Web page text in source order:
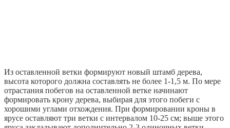
Из оставленной ветки формируют новый штамб дерева,
высота которого должна составлять не более 1-1,5 м. По мере
отрастания побегов на оставленной ветке начинают
формировать крону дерева, выбирая для этого побеги с
хорошими углами отхождения. При формировании кроны в
ярусе оставляют три ветки с интервалом 10-25 см; выше этого